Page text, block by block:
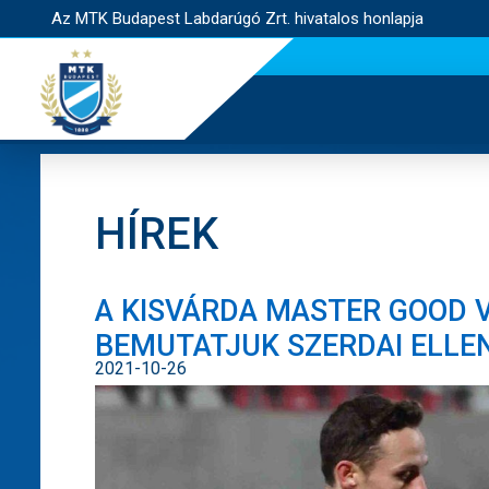
Az MTK Budapest Labdarúgó Zrt. hivatalos honlapja
HÍREK
A KISVÁRDA MASTER GOOD
BEMUTATJUK SZERDAI
2021-10-26